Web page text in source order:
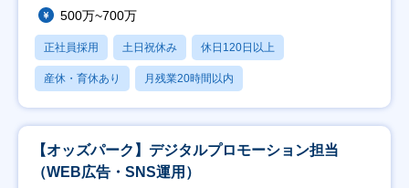
500万~700万
正社員採用 土日祝休み 休日120日以上
産休・育休あり 月残業20時間以内
【オッズパーク】デジタルプロモーション担当
（WEB広告・SNS運用）